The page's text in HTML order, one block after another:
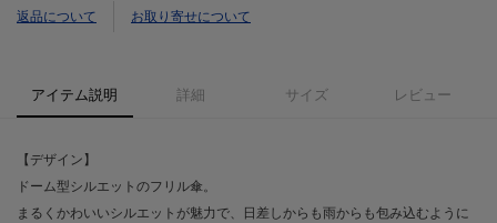
返品について お取り寄せについて
アイテム説明 詳細 サイズ レビュー
【デザイン】
ドーム型シルエットのフリル傘。
まるくかわいいシルエットが魅力で、日差しからも雨からも包み込むように